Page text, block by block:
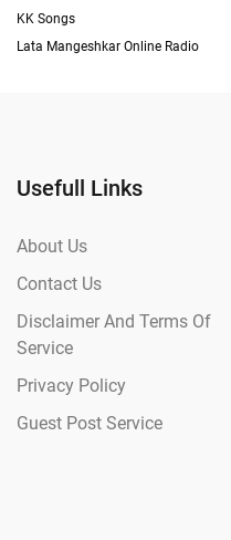
KK Songs
Lata Mangeshkar Online Radio
Usefull Links
About Us
Contact Us
Disclaimer And Terms Of
Service
Privacy Policy
Guest Post Service